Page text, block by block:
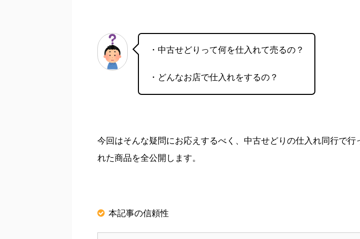
・中古せどりって何を仕入れて売るの？
・どんなお店で仕入れをするの？
今回はそんな疑問にお応えするべく、中古せどりの仕入れ同行で行
れた商品を全公開します。
本記事の信頼性